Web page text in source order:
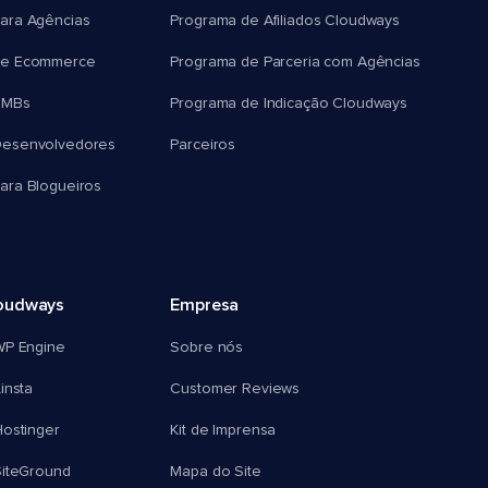
Agências
Ecommerce
Blogueiros
Programa de Afiliados Cloudways
Programa de Parceria com Agências
Programa de Indicação Cloudways
Parceiros
Engine
Empresa
Sobre nós
Customer Reviews
Kit de Imprensa
Mapa do Site